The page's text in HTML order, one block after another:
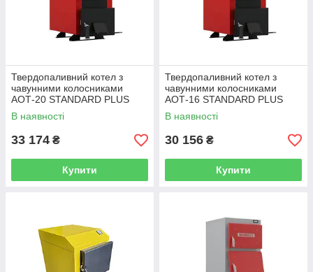
Твердопаливний котел з
чавунними колосниками
АОТ-20 STANDARD PLUS
5MM
В наявності
33 174 ₴
Купити
Твердопаливний котел з
чавунними колосниками
АОТ-16 STANDARD PLUS
5MM
В наявності
30 156 ₴
Купити